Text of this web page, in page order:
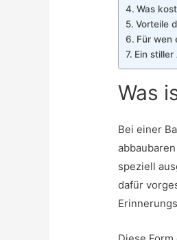
Was
Vorteile
Für wen
Ein
Was
Bei einer
speziell
dafür